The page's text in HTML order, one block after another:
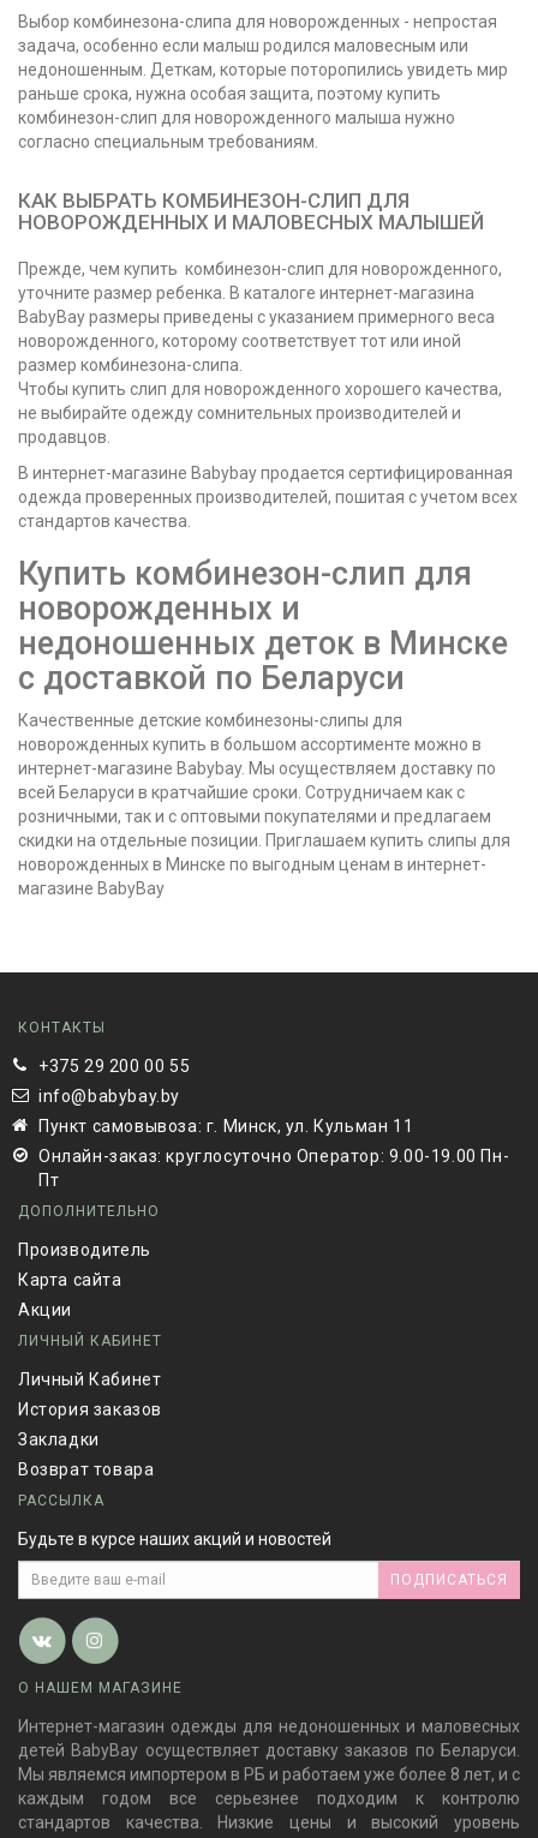
Выбор комбинезона-слипа для новорожденных - непростая
задача, особенно если малыш родился маловесным или
недоношенным. Деткам, которые поторопились увидеть мир
раньше срока, нужна особая защита, поэтому купить
комбинезон-слип для новорожденного малыша нужно
согласно специальным требованиям.
КАК ВЫБРАТЬ КОМБИНЕЗОН-СЛИП ДЛЯ
НОВОРОЖДЕННЫХ И МАЛОВЕСНЫХ МАЛЫШЕЙ
Прежде, чем купить комбинезон-слип для новорожденного,
уточните размер ребенка. В каталоге интернет-магазина
BabyBay размеры приведены с указанием примерного веса
новорожденного, которому соответствует тот или иной
размер комбинезона-слипа.
Чтобы купить слип для новорожденного хорошего качества,
не выбирайте одежду сомнительных производителей и
продавцов.
В интернет-магазине Babybay продается сертифицированная
одежда проверенных производителей, пошитая с учетом всех
стандартов качества.
Купить комбинезон-слип для
новорожденных и
недоношенных деток в Минске
с доставкой по Беларуси
Качественные детские комбинезоны-слипы для
новорожденных купить в большом ассортименте можно в
интернет-магазине Babybay. Мы осуществляем доставку по
всей Беларуси в кратчайшие сроки. Сотрудничаем как с
розничными, так и с оптовыми покупателями и предлагаем
скидки на отдельные позиции. Приглашаем купить слипы для
новорожденных в Минске по выгодным ценам в интернет-
магазине BabyBay
КОНТАКТЫ
+375 29 200 00 55
info@babybay.by
Пункт самовывоза: г. Минск, ул. Кульман 11
Онлайн-заказ: круглосуточно Оператор: 9.00-19.00 Пн-
Пт
ДОПОЛНИТЕЛЬНО
Производитель
Карта сайта
Акции
ЛИЧНЫЙ КАБИНЕТ
Личный Кабинет
История заказов
Закладки
Возврат товара
РАССЫЛКА
Будьте в курсе наших акций и новостей
ПОДПИСАТЬСЯ
О НАШЕМ МАГАЗИНЕ
Интернет-магазин одежды для недоношенных и маловесных
детей BabyBay осуществляет доставку заказов по Беларуси.
Мы являемся импортером в РБ и работаем уже более 8 лет, и с
каждым годом все серьезнее подходим к контролю
стандартов качества. Низкие цены и высокий уровень